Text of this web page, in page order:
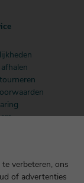
verbeteren, ons
of advertenties